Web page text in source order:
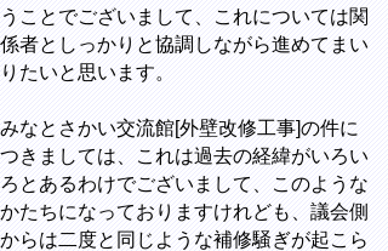
うことでございまして、これについては関
係者としっかりと協調しながら進めてまい
りたいと思います。
みなとさかい交流館[外壁改修工事]の件に
つきましては、これは過去の経緯がいろい
ろとあるわけでございまして、このような
かたちになっておりますけれども、議会側
からは二度と同じような補修騒ぎが起こら